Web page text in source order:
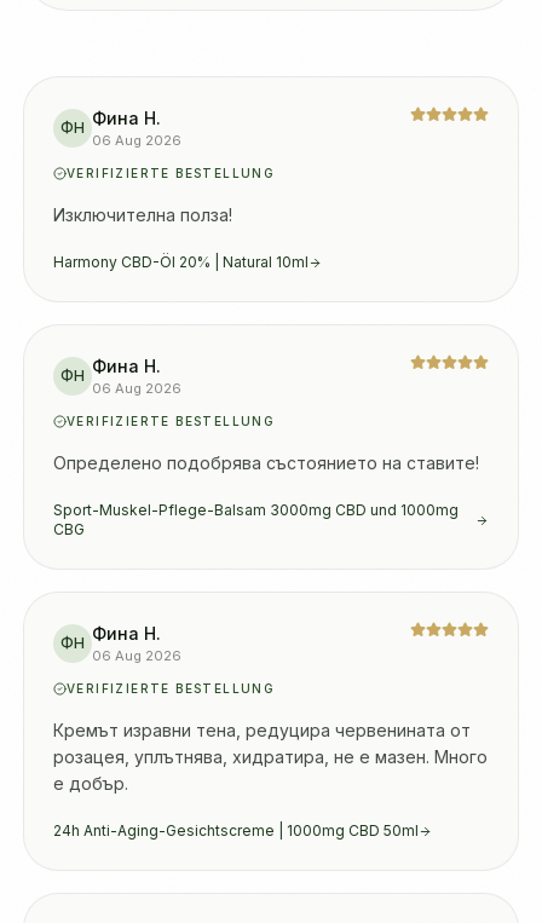
ФН Фина Н.
06 Aug 2026
VERIFIZIERTE BESTELLUNG
Изключителна полза!
Harmony CBD-Öl 20% | Natural 10ml
ФН Фина Н.
06 Aug 2026
VERIFIZIERTE BESTELLUNG
Определено подобрява състоянието на ставите!
Sport-Muskel-Pflege-Balsam 3000mg CBD und 1000mg
CBG
ФН Фина Н.
06 Aug 2026
VERIFIZIERTE BESTELLUNG
Кремът изравни тена, редуцира червенината от
розацея, уплътнява, хидратира, не е мазен. Много
е добър.
24h Anti-Aging-Gesichtscreme | 1000mg CBD 50ml